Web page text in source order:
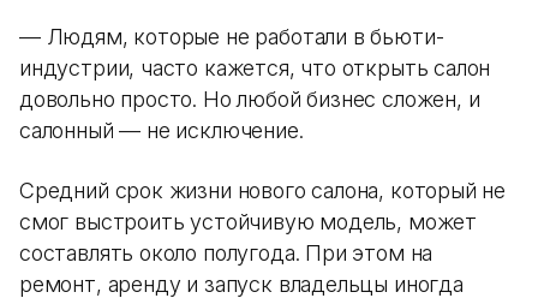
— Людям, которые не работали в бьюти-
индустрии, часто кажется, что открыть салон
довольно просто. Но любой бизнес сложен, и
салонный — не исключение.
Средний срок жизни нового салона, который не
смог выстроить устойчивую модель, может
составлять около полугода. При этом на
ремонт, аренду и запуск владельцы иногда